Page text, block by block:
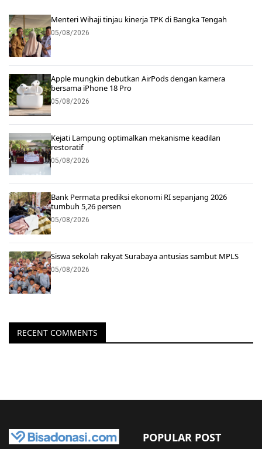
Menteri Wihaji tinjau kinerja TPK di Bangka Tengah
05/08/2026
Apple mungkin debutkan AirPods dengan kamera
bersama iPhone 18 Pro
05/08/2026
Kejati Lampung optimalkan mekanisme keadilan
restoratif
05/08/2026
Bank Permata prediksi ekonomi RI sepanjang 2026
tumbuh 5,26 persen
05/08/2026
Siswa sekolah rakyat Surabaya antusias sambut MPLS
05/08/2026
RECENT COMMENTS
POPULAR POST